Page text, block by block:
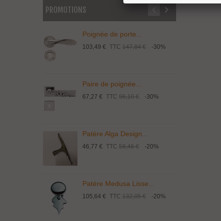
PROMOTIONS
Poignée de porte...
103,49 € TTC 147,84 € -30%
Paire de poignée...
67,27 € TTC 96,10 € -30%
Patère Alga Design...
46,77 € TTC 58,46 € -20%
Patère Medusa Lisse...
105,64 € TTC 132,05 € -20%